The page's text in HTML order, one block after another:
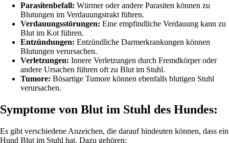
Parasitenbefall: Würmer oder andere Parasiten können zu
Blutungen im Verdauungstrakt führen.
Verdauungsstörungen: Eine empfindliche Verdauung kann zu
Blut im Kot führen.
Entzündungen: Entzündliche Darmerkrankungen können
Blutungen verursachen.
Verletzungen: Innere Verletzungen durch Fremdkörper oder
andere Ursachen führen oft zu Blut im Stuhl.
Tumore: Bösartige Tumore können ebenfalls blutigen Stuhl
verursachen.
Symptome von Blut im Stuhl des Hundes:
Es gibt verschiedene Anzeichen, die darauf hindeuten können, dass ein
Hund Blut im Stuhl hat. Dazu gehören: